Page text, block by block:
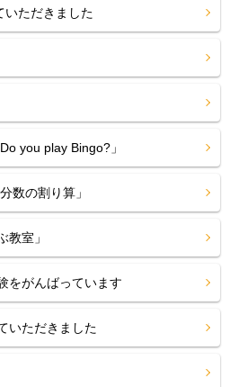
いただきました
you play Bingo?」
数の割り算」
教室」
がんばっています
いただきました